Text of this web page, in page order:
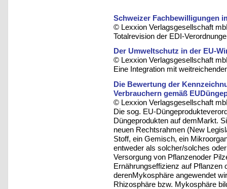
Schweizer Fachbewilligungen
© Lexxion Verlagsgesellschaft
Totalrevision der EDI-
Der Umweltschutz in der
© Lexxion Verlagsgesellschaft
Eine Integration mit
Die Bewertung der
Verbrauchern gemäß
© Lexxion Verlagsgesellschaft
Die sog. EU-
Düngeprodukten auf demMarkt.
neuen Rechtsrahmen (New
Stoff, ein Gemisch, ein
entweder als solcher/solches
Versorgung von Pflanzenoder
Ernährungseffizienz auf Pflanzen
derenMykosphäre angewendet
Rhizosphäre bzw. Mykosphäre